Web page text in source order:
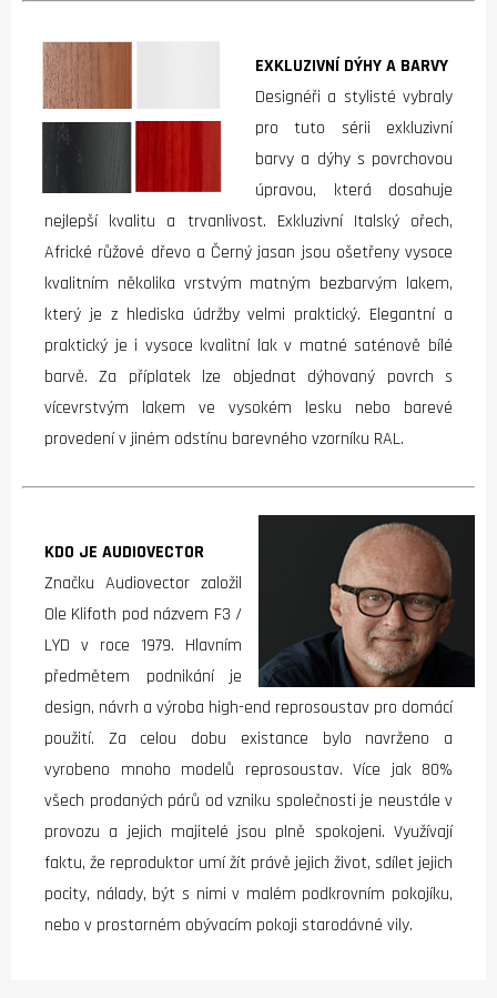
EXKLUZIVNÍ DÝHY A BARVY
Designéři a stylisté vybraly
pro tuto sérii exkluzivní
barvy a dýhy s povrchovou
úpravou, která dosahuje
nejlepší kvalitu a trvanlivost. Exkluzivní Italský ořech,
Africké růžové dřevo a Černý jasan jsou ošetřeny vysoce
kvalitním několika vrstvým matným bezbarvým lakem,
který je z hlediska údržby velmi praktický. Elegantní a
praktický je i vysoce kvalitní lak v matné saténově bílé
barvě. Za příplatek lze objednat dýhovaný povrch s
vícevrstvým lakem ve vysokém lesku nebo barevé
provedení v jiném odstínu barevného vzorníku RAL.
KDO JE AUDIOVECTOR
Značku Audiovector založil
Ole Klifoth pod názvem F3 /
LYD v roce 1979. Hlavním
předmětem podnikání je
design, návrh a výroba high-end reprosoustav pro domácí
použití. Za celou dobu existance bylo navrženo a
vyrobeno mnoho modelů reprosoustav. Více jak 80%
všech prodaných párů od vzniku společnosti je neustále v
provozu a jejich majitelé jsou plně spokojeni. Využívají
faktu, že reproduktor umí žít právě jejich život, sdílet jejich
pocity, nálady, být s nimi v malém podkrovním pokojíku,
nebo v prostorném obývacím pokoji starodávné vily.